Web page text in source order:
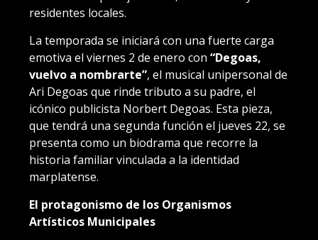
residentes locales.
La temporada se iniciará con una fuerte carga
emotiva el viernes 2 de enero con “Degoas,
vuelvo a nombrarte”, el musical unipersonal de
Ari Degoas que rinde tributo a su padre, el
icónico publicista Norbert Degoas. Esta pieza,
que tendrá una segunda función el jueves 22, se
presenta como un biodrama que recorre la
historia familiar vinculada a la identidad
marplatense.
El protagonismo de los Organismos
Artísticos Municipales